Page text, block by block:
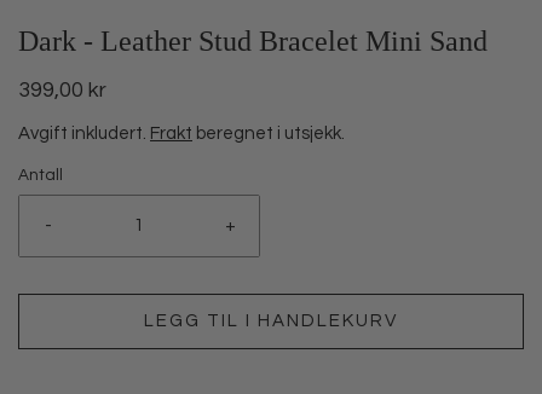
Dark - Leather Stud Bracelet Mini Sand
399,00 kr
Avgift inkludert. Frakt beregnet i utsjekk.
Antall
- +
LEGG TIL I HANDLEKURV